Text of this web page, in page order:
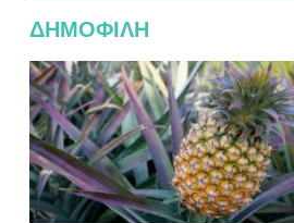
ΔΗΜΟΦΙΛΗ